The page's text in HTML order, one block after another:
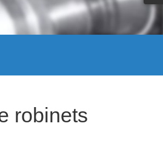
robinets